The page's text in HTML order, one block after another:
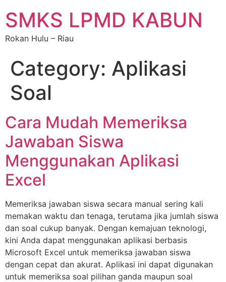
SMKS LPMD KABUN
Rokan Hulu – Riau
Category: Aplikasi
Soal
Cara Mudah Memeriksa
Jawaban Siswa
Menggunakan Aplikasi
Excel
Memeriksa jawaban siswa secara manual sering kali
memakan waktu dan tenaga, terutama jika jumlah siswa
dan soal cukup banyak. Dengan kemajuan teknologi,
kini Anda dapat menggunakan aplikasi berbasis
Microsoft Excel untuk memeriksa jawaban siswa
dengan cepat dan akurat. Aplikasi ini dapat digunakan
untuk memeriksa soal pilihan ganda maupun soal